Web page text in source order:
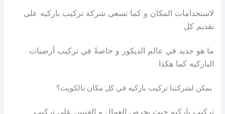
لاستخدامات المكان و كماتسعى شركة تركيب باركيه على
تقديم كل
ما هو جديد في عالم الديكور و خاصةً في تركيب أرضيات
الباركيه كما هكذا
يمكن لشركتنا تركيب باركيه في كل مكان بالكويت؟
تركيب باركيه حيث يحرص العمال و الفنيين على تركيب